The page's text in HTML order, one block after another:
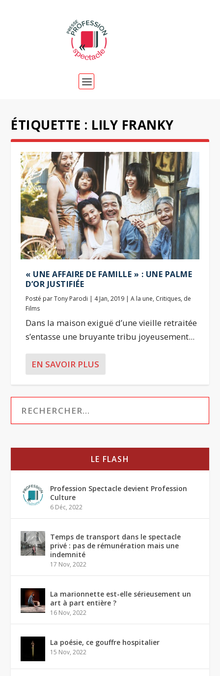
ÉTIQUETTE : LILY FRANKY
« UNE AFFAIRE DE FAMILLE » : UNE PALME
D’OR JUSTIFIÉE
Posté parTony Parodi | 4 Jan, 2019 |A la une, Critiques, de
Films
Dans la maison exiguë d’une vieille retraitée
s’entasse une bruyante tribu joyeusement...
EN SAVOIR PLUS
LE FLASH
Profession Spectacle devient Profession
Culture
6 Déc, 2022
Temps de transport dans le spectacle
privé : pas de rémunération mais une
indemnité
17 Nov, 2022
La marionnette est-elle sérieusement un
art à part entière ?
16 Nov, 2022
La poésie, ce gouffre hospitalier
15 Nov, 2022